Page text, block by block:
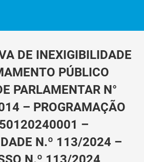
DE INEXIGIBILIDADE
PÚBLICO
PARLAMENTAR N°
– PROGRAMAÇÃO
–
N.º 113/2024 –